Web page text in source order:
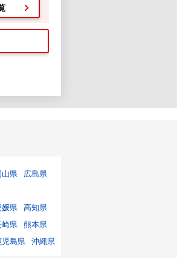
山県
広島県
媛県
高知県
崎県
熊本県
児島県 沖縄県